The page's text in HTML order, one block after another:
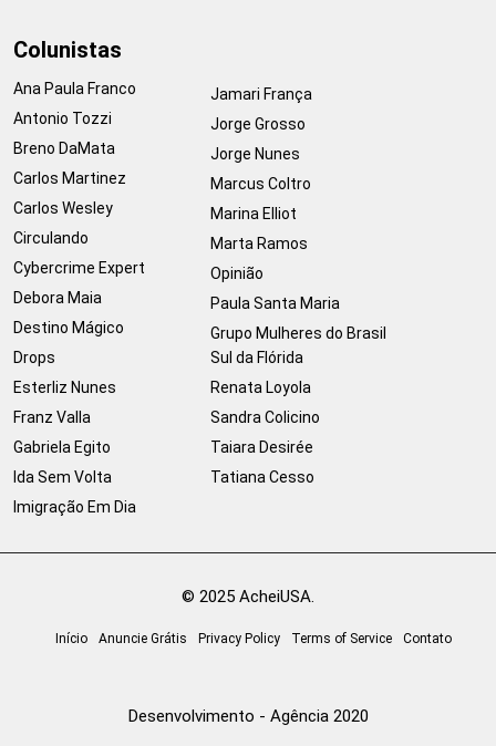
Colunistas
Ana Paula Franco
Antonio Tozzi
Breno DaMata
Carlos Martinez
Carlos Wesley
Circulando
Cybercrime Expert
Debora Maia
Destino Mágico
Drops
Esterliz Nunes
Franz Valla
Gabriela Egito
Ida Sem Volta
Imigração Em Dia
Jamari França
Jorge Grosso
Jorge Nunes
Marcus Coltro
Marina Elliot
Marta Ramos
Opinião
Paula Santa Maria
Grupo Mulheres do Brasil
Sul da Flórida
Renata Loyola
Sandra Colicino
Taiara Desirée
Tatiana Cesso
© 2025 AcheiUSA.
Início Anuncie Grátis Privacy Policy Terms of Service Contato
Desenvolvimento - Agência 2020